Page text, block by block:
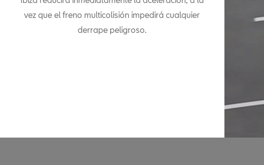
vez que el freno multicolisión impedirá cualquier
derrape peligroso.